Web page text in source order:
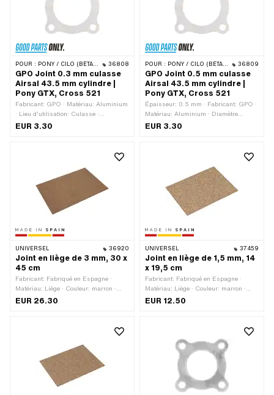
POUR : PONY / CILO (BÊTA 521 & 512) 36808
GPO Joint 0.3 mm culasse
Airsal 43.5 mm cylindre |
Pony GTX, Cross 521
Fabricant: GPO · Matériau: Aluminium
· Lieu d'utilisation: Culasse ·
Épaisseur: 0.3 mm · Ø intérieur: 44
alternative du numéro OEM de Pony:
EUR 3.30
POUR : PONY / CILO (BÊTA 521 & 512) 36809
GPO Joint 0.5 mm culasse
Airsal 43.5 mm cylindre |
Pony GTX, Cross 521
Épaisseur: 0.5 mm · Fabricant: GPO ·
Matériau: Aluminium · Diamètre
nominal: 43.5 mm · Ø du cylindre:
[mm]: 48 x 48 · Version alternative du
EUR 3.30
UNIVERSEL 36920
Joint en liège de 3 mm, 30 x
45 cm
Fabricant: Fabriqué en Espagne ·
Matériau: Liège · Couleur: marron ·
Nombre de composants: 1 pcs ·
EUR 26.30
UNIVERSEL 37459
Joint en liège de 1,5 mm, 14
x 19,5 cm
Fabricant: Fabriqué en Espagne ·
Matériau: Liège · Couleur: marron ·
Nombre de composants: 1 pcs ·
EUR 12.50